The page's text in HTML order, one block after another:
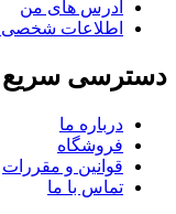
آدرس های من
اطلاعات
دسترسی سریع
درباره ما
فروشگاه
قوانین و مقررات
تماس با ما